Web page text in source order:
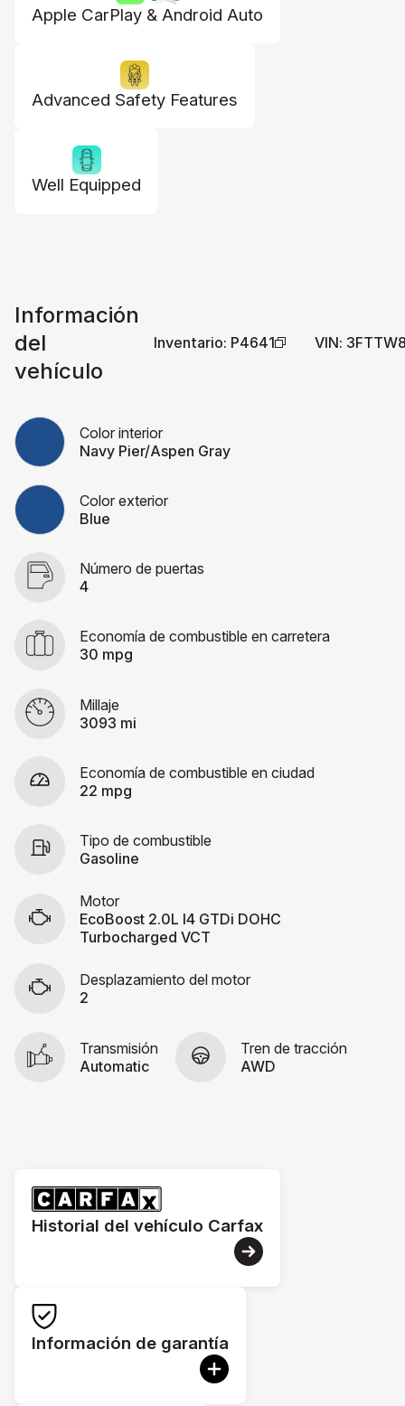
Apple CarPlay & Android Auto
Advanced Safety Features
Well Equipped
Información
del
vehículo
Inventario: P4641 VIN:
Color interior
Navy Pier/Aspen Gray
Color exterior
Blue
Número de puertas
4
Economía de combustible en carretera
30 mpg
Millaje
3093 mi
Economía de combustible en ciudad
22 mpg
Tipo de combustible
Gasoline
Motor
EcoBoost 2.0L I4 GTDi DOHC
Turbocharged VCT
Desplazamiento del motor
2
Transmisión
Automatic
Tren de tracción
AWD
Historial del vehículo Carfax
Información de garantía